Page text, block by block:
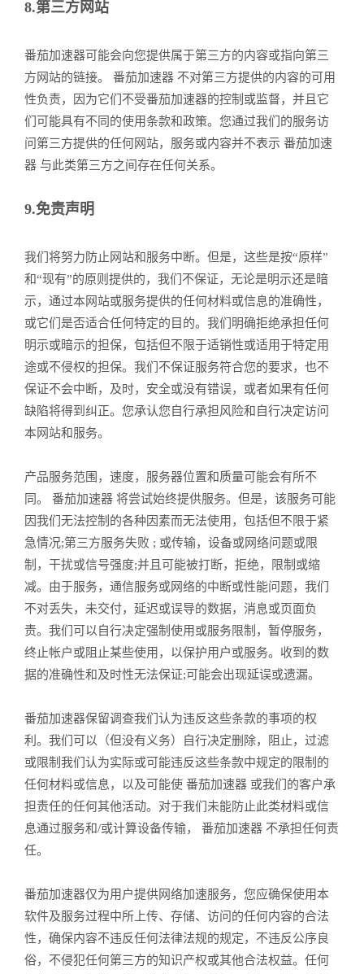
8.第三方网站
番茄加速器可能会向您提供属于第三方的内容或指向第三
方网站的链接。 番茄加速器 不对第三方提供的内容的可用
性负责，因为它们不受番茄加速器的控制或监督，并且它
们可能具有不同的使用条款和政策。您通过我们的服务访
问第三方提供的任何网站，服务或内容并不表示 番茄加速
器 与此类第三方之间存在任何关系。
9.免责声明
我们将努力防止网站和服务中断。但是，这些是按“原样”
和“现有”的原则提供的，我们不保证，无论是明示还是暗
示，通过本网站或服务提供的任何材料或信息的准确性，
或它们是否适合任何特定的目的。我们明确拒绝承担任何
明示或暗示的担保，包括但不限于适销性或适用于特定用
途或不侵权的担保。我们不保证服务符合您的要求，也不
保证不会中断，及时，安全或没有错误，或者如果有任何
缺陷将得到纠正。您承认您自行承担风险和自行决定访问
本网站和服务。
产品服务范围，速度，服务器位置和质量可能会有所不
同。 番茄加速器 将尝试始终提供服务。但是，该服务可能
因我们无法控制的各种因素而无法使用，包括但不限于紧
急情况;第三方服务失败 ; 或传输，设备或网络问题或限
制，干扰或信号强度;并且可能被打断，拒绝，限制或缩
减。由于服务，通信服务或网络的中断或性能问题，我们
不对丢失，未交付，延迟或误导的数据，消息或页面负
责。我们可以自行决定强制使用或服务限制，暂停服务，
终止帐户或阻止某些使用，以保护用户或服务。收到的数
据的准确性和及时性无法保证;可能会出现延误或遗漏。
番茄加速器保留调查我们认为违反这些条款的事项的权
利。我们可以（但没有义务）自行决定删除，阻止，过滤
或限制我们认为实际或可能违反这些条款中规定的限制的
任何材料或信息，以及可能使 番茄加速器 或我们的客户承
担责任的任何其他活动。对于我们未能防止此类材料或信
息通过服务和/或计算设备传输， 番茄加速器 不承担任何责
任。
番茄加速器仅为用户提供网络加速服务，您应确保使用本
软件及服务过程中所上传、存储、访问的任何内容的合法
性，确保内容不违反任何法律法规的规定，不违反公序良
俗，不侵犯任何第三方的知识产权或其他合法权益。任何